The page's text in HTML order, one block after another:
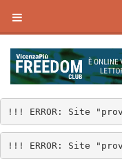
!!! ERROR: Site
!!! ERROR: Site